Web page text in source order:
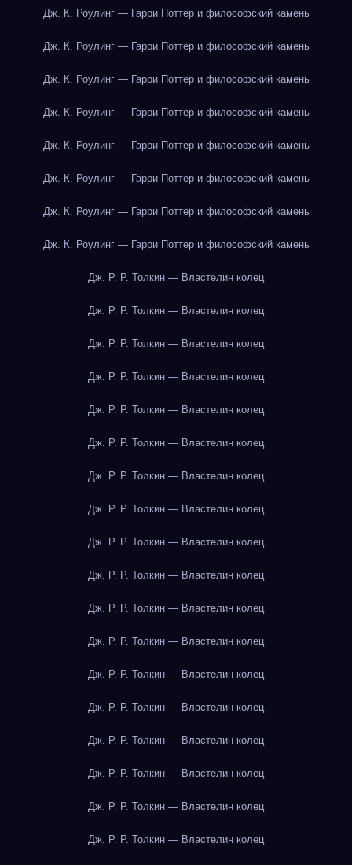
Дж. К. Роулинг — Гарри Поттер и философский камень
Дж. К. Роулинг — Гарри Поттер и философский камень
Дж. К. Роулинг — Гарри Поттер и философский камень
Дж. К. Роулинг — Гарри Поттер и философский камень
Дж. К. Роулинг — Гарри Поттер и философский камень
Дж. К. Роулинг — Гарри Поттер и философский камень
Дж. К. Роулинг — Гарри Поттер и философский камень
Дж. К. Роулинг — Гарри Поттер и философский камень
Дж. Р. Р. Толкин — Властелин колец
Дж. Р. Р. Толкин — Властелин колец
Дж. Р. Р. Толкин — Властелин колец
Дж. Р. Р. Толкин — Властелин колец
Дж. Р. Р. Толкин — Властелин колец
Дж. Р. Р. Толкин — Властелин колец
Дж. Р. Р. Толкин — Властелин колец
Дж. Р. Р. Толкин — Властелин колец
Дж. Р. Р. Толкин — Властелин колец
Дж. Р. Р. Толкин — Властелин колец
Дж. Р. Р. Толкин — Властелин колец
Дж. Р. Р. Толкин — Властелин колец
Дж. Р. Р. Толкин — Властелин колец
Дж. Р. Р. Толкин — Властелин колец
Дж. Р. Р. Толкин — Властелин колец
Дж. Р. Р. Толкин — Властелин колец
Дж. Р. Р. Толкин — Властелин колец
Дж. Р. Р. Толкин — Властелин колец